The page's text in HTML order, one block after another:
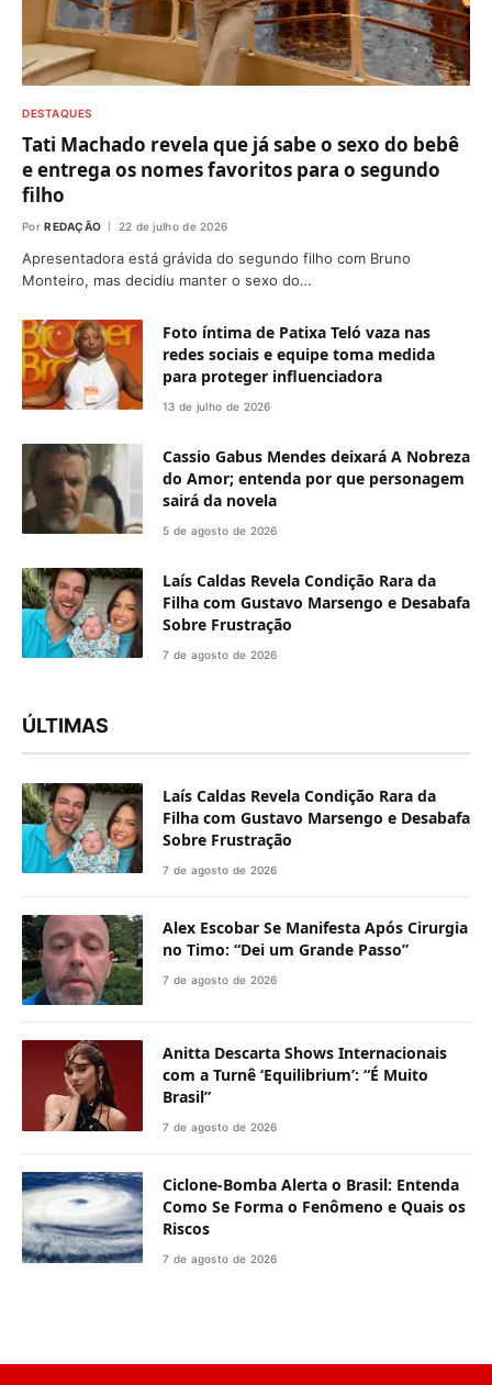
DESTAQUES
Tati Machado revela que já sabe o sexo do bebê
e entrega os nomes favoritos para o segundo
filho
Por REDAÇÃO 22 de julho de 2026
Apresentadora está grávida do segundo filho com Bruno
Monteiro, mas decidiu manter o sexo do…
Foto íntima de Patixa Teló vaza nas
redes sociais e equipe toma medida
para proteger influenciadora
13 de julho de 2026
Cassio Gabus Mendes deixará A Nobreza
do Amor; entenda por que personagem
sairá da novela
5 de agosto de 2026
Laís Caldas Revela Condição Rara da
Filha com Gustavo Marsengo e Desabafa
Sobre Frustração
7 de agosto de 2026
ÚLTIMAS
Laís Caldas Revela Condição Rara da
Filha com Gustavo Marsengo e Desabafa
Sobre Frustração
7 de agosto de 2026
Alex Escobar Se Manifesta Após Cirurgia
no Timo: “Dei um Grande Passo”
7 de agosto de 2026
Anitta Descarta Shows Internacionais
com a Turnê ‘Equilibrium’: “É Muito
Brasil”
7 de agosto de 2026
Ciclone-Bomba Alerta o Brasil: Entenda
Como Se Forma o Fenômeno e Quais os
Riscos
7 de agosto de 2026